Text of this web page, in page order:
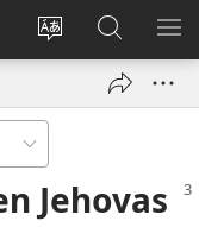
Websitesprache
ändern
Anmelden
(öffnet
Suche
Jehovas